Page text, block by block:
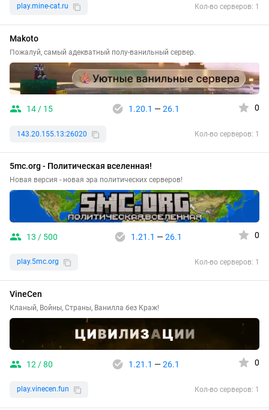
play.mine-cat.ru Кол-во серверов: 1
Makoto
Пожалуй, самый адекватный полу-ванильный сервер.
14 / 15 1.20.1 — 26.1 0
143.20.155.13:26020 Кол-во серверов: 1
5mc.org - Политическая вселенная!
Новая версия - новая эра политических серверов!
13 / 500 1.21.1 — 26.1 0
play.5mc.org Кол-во серверов: 1
VineCen
Кланый, Войны, Страны, Ванилла без Краж!
12 / 80 1.21.1 — 26.1 0
play.vinecen.fun Кол-во серверов: 1